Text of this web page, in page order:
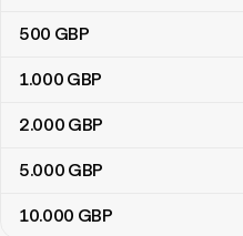
500 GBP
1.000 GBP
2.000 GBP
5.000 GBP
10.000 GBP